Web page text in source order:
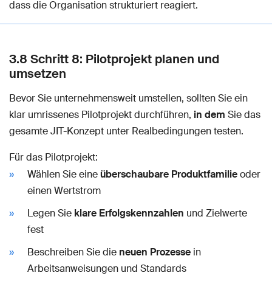
dass die Organisation strukturiert reagiert.
3.8 Schritt 8: Pilotprojekt planen und
umsetzen
Bevor Sie unternehmensweit umstellen, sollten Sie ein
klar umrissenes Pilotprojekt durchführen, in dem Sie das
gesamte JIT-Konzept unter Realbedingungen testen.
Für das Pilotprojekt:
Wählen Sie eineüberschaubare Produktfamilieoder
einen Wertstrom
Legen Sie klare Erfolgskennzahlen und Zielwerte
fest
Beschreiben Sie die neuen Prozesse in
Arbeitsanweisungen und Standards